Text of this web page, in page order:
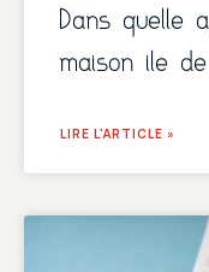
Dans quelle
maison ile
LIRE L'ARTICLE »